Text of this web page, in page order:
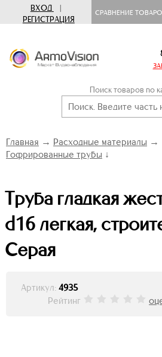
ВХОД
|
РЕГИСТРАЦИЯ
СРАВНЕНИЕ
Поиск товаров по
Главная → Расходные материалы →
Гофрированные трубы ↓
Труба гладкая
d16 легкая,
Серая
Артикул: 4935
Рейтинг